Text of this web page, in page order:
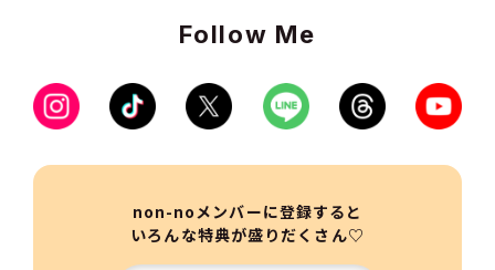
Follow Me
non-noメンバーに登録すると
いろんな特典が盛りだくさん♡